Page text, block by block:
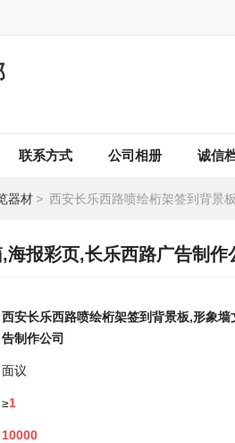
联系方式 公司相册 诚信
器材 > 西安长乐西路喷绘桁架签到背景板,形象墙文化墙,灯
报彩页,长乐西路广告制作
西安长乐西路喷绘桁架签到背景板,形象
告制作公司
面议
≥1
10000